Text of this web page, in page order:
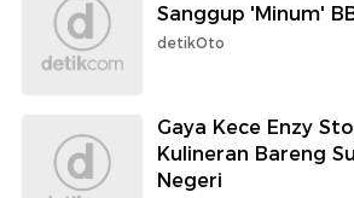
Sanggup 'Minum'
detikOto
Gaya Kece Enzy
Kulineran Bareng
Negeri